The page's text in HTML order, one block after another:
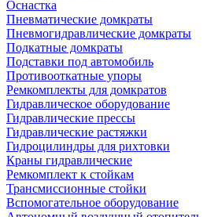
Оснастка
Пневматические домкраты
Пневмогидравлические домкраты
Подкатные домкраты
Подставки под автомобиль
Противооткатные упоры
Ремкомплекты для домкратов
Гидравлическое оборудование
Гидравлические прессы
Гидравлические растяжки
Гидроцилиндры для рихтовки
Краны гидравлические
Ремкомплект к стойкам
Трансмиссионные стойки
Вспомогательное оборудование